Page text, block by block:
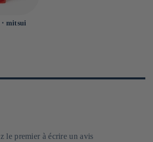
mitsui
le premier à écrire un avis